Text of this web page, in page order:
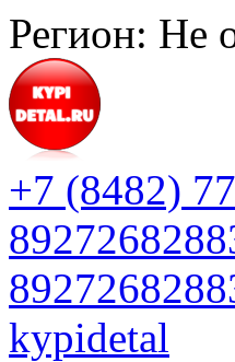
Регион: Не
+7 (8482)
kypidetal